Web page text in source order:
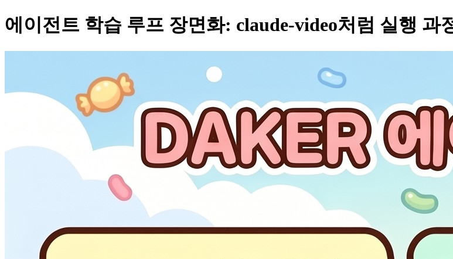
에이전트 학습 루프 장면화: claude-video처럼 실행